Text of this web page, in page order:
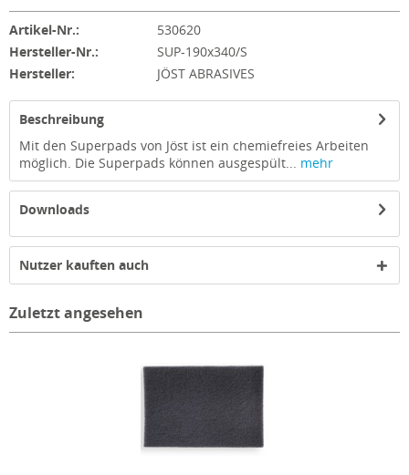
Artikel-Nr.:
530620
Hersteller-Nr.:
SUP-190x340/S
Hersteller:
JÖST ABRASIVES
Beschreibung
Mit den Superpads von Jöst ist ein chemiefreies Arbeiten
möglich. Die Superpads können ausgespült... mehr
Downloads
Nutzer kauften auch
Zuletzt angesehen